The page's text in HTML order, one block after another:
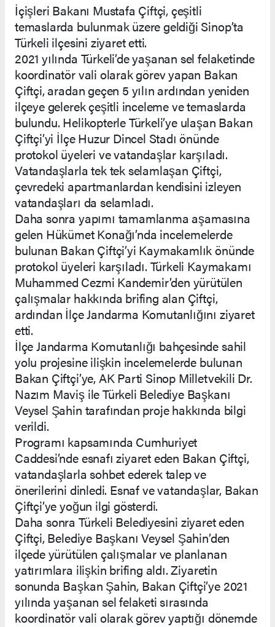
İçişleri Bakanı Mustafa Çiftçi, çeşitli
temaslarda bulunmak üzere geldiği Sinop’ta
Türkeli ilçesini ziyaret etti.
2021 yılında Türkeli’de yaşanan sel felaketinde
koordinatör vali olarak görev yapan Bakan
Çiftçi, aradan geçen 5 yılın ardından yeniden
ilçeye gelerek çeşitli inceleme ve temaslarda
bulundu. Helikopterle Türkeli’ye ulaşan Bakan
Çiftçi’yi İlçe Huzur Dincel Stadı önünde
protokol üyeleri ve vatandaşlar karşıladı.
Vatandaşlarla tek tek selamlaşan Çiftçi,
çevredeki apartmanlardan kendisini izleyen
vatandaşları da selamladı.
Daha sonra yapımı tamamlanma aşamasına
gelen Hükümet Konağı’nda incelemelerde
bulunan Bakan Çiftçi’yi Kaymakamlık önünde
protokol üyeleri karşıladı. Türkeli Kaymakamı
Muhammed Cezmi Kandemir’den yürütülen
çalışmalar hakkında brifing alan Çiftçi,
ardından İlçe Jandarma Komutanlığını ziyaret
etti.
İlçe Jandarma Komutanlığı bahçesinde sahil
yolu projesine ilişkin incelemelerde bulunan
Bakan Çiftçi’ye, AK Parti Sinop Milletvekili Dr.
Nazım Maviş ile Türkeli Belediye Başkanı
Veysel Şahin tarafından proje hakkında bilgi
verildi.
Programı kapsamında Cumhuriyet
Caddesi’nde esnafı ziyaret eden Bakan Çiftçi,
vatandaşlarla sohbet ederek talep ve
önerilerini dinledi. Esnaf ve vatandaşlar, Bakan
Çiftçi’ye yoğun ilgi gösterdi.
Daha sonra Türkeli Belediyesini ziyaret eden
Çiftçi, Belediye Başkanı Veysel Şahin’den
ilçede yürütülen çalışmalar ve planlanan
yatırımlara ilişkin brifing aldı. Ziyaretin
sonunda Başkan Şahin, Bakan Çiftçi’ye 2021
yılında yaşanan sel felaketi sırasında
koordinatör vali olarak görev yaptığı dönemde